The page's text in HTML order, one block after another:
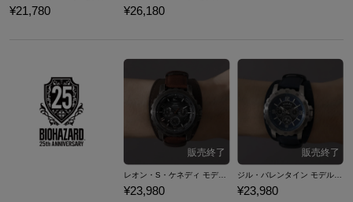
¥21,780 ¥26,180
レオン・S・ケネディ モデル 腕時計 バイオハザード
¥23,980
ジル・バレンタイン モデル 腕時計 バイオハザード
¥23,980